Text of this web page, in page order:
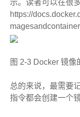
示。读者可以在很
https://
图 2-3 Docker 镜像
总的来说，最需要
指令都会创建一个